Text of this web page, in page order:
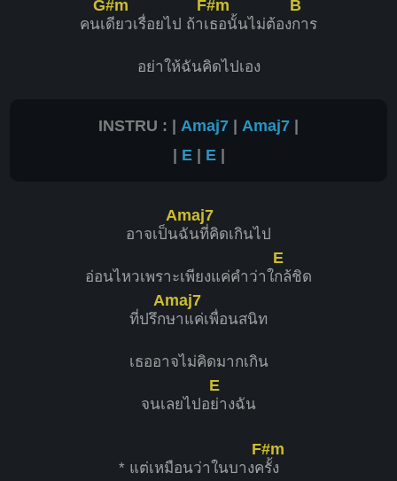
คนเ
G#m
ดียวเรื่อยไป ถ้าเ
F#m
ธอนั้นไม่ต้อง
B
การ
อย่าให้ฉันคิดไปเอง
INSTRU : | Amaj7 | Amaj7 |
| E| E|
อาจเป็น
Amaj7
ฉันที่คิดเกินไป
อ่อนไหวเพราะเพียงแค่คำว่าใ
E
กล้ชิด
ที่ปรึก
Amaj7
ษาแค่เพื่อนสนิท
เธออาจไม่คิดมากเกิน
จนเลยไปอ
E
ย่างฉัน
* แต่เหมือนว่าในบางค
F#m
รั้ง